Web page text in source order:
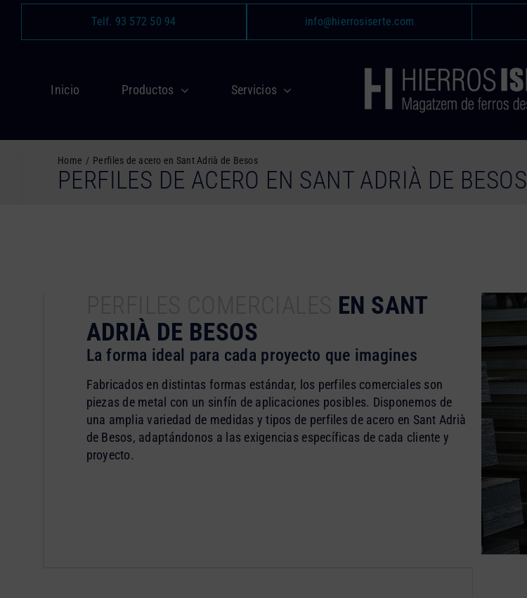
Saltar
contenido
Telf. 93 572 50 94 info@hierrosiserte.com
Inicio Productos Servicios
Home Perfiles de acero en Sant Adrià de Besos
PERFILES DE ACERO EN SANT ADRIÀ DE BESOS
EN SANT
ADRIÀ DE BESOS
La forma ideal para cada proyecto que imagines
Fabricados en distintas formas estándar, los perfiles comerciales son
piezas de metal con un sinfín de aplicaciones posibles. Disponemos de
una amplia variedad de medidas y tipos de perfiles de acero en Sant Adrià
de Besos, adaptándonos a las exigencias específicas de cada cliente y
proyecto.